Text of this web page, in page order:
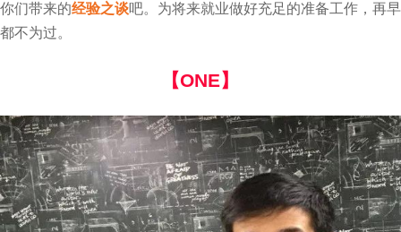
你们带来的经验之谈吧。为将来就业做好充足的准备工作，再早
都不为过。
【ONE】